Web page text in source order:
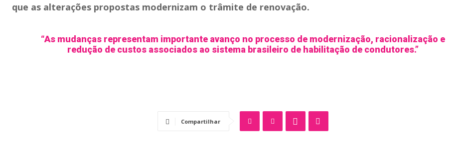
que as alterações propostas modernizam o trâmite de renovação.
“As mudanças representam importante avanço no processo de modernização, racionalização e
redução de custos associados ao sistema brasileiro de habilitação de condutores.”
Compartilhar